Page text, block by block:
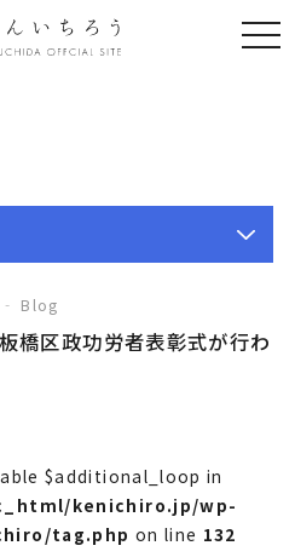
Blog
橋区政功労者表彰式が行わ
$additional_loop in
kenichiro.jp/wp-
tag.php on line 132